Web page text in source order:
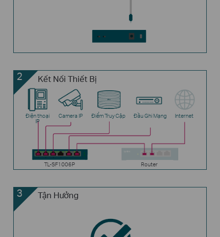
2 Kết Nối Thiết Bị
Điện thoại
IP
Camera IP Điểm Truy Cập Đầu Ghi Mạng Internet
TL-SF1006P Router
3 Tận Hưởng